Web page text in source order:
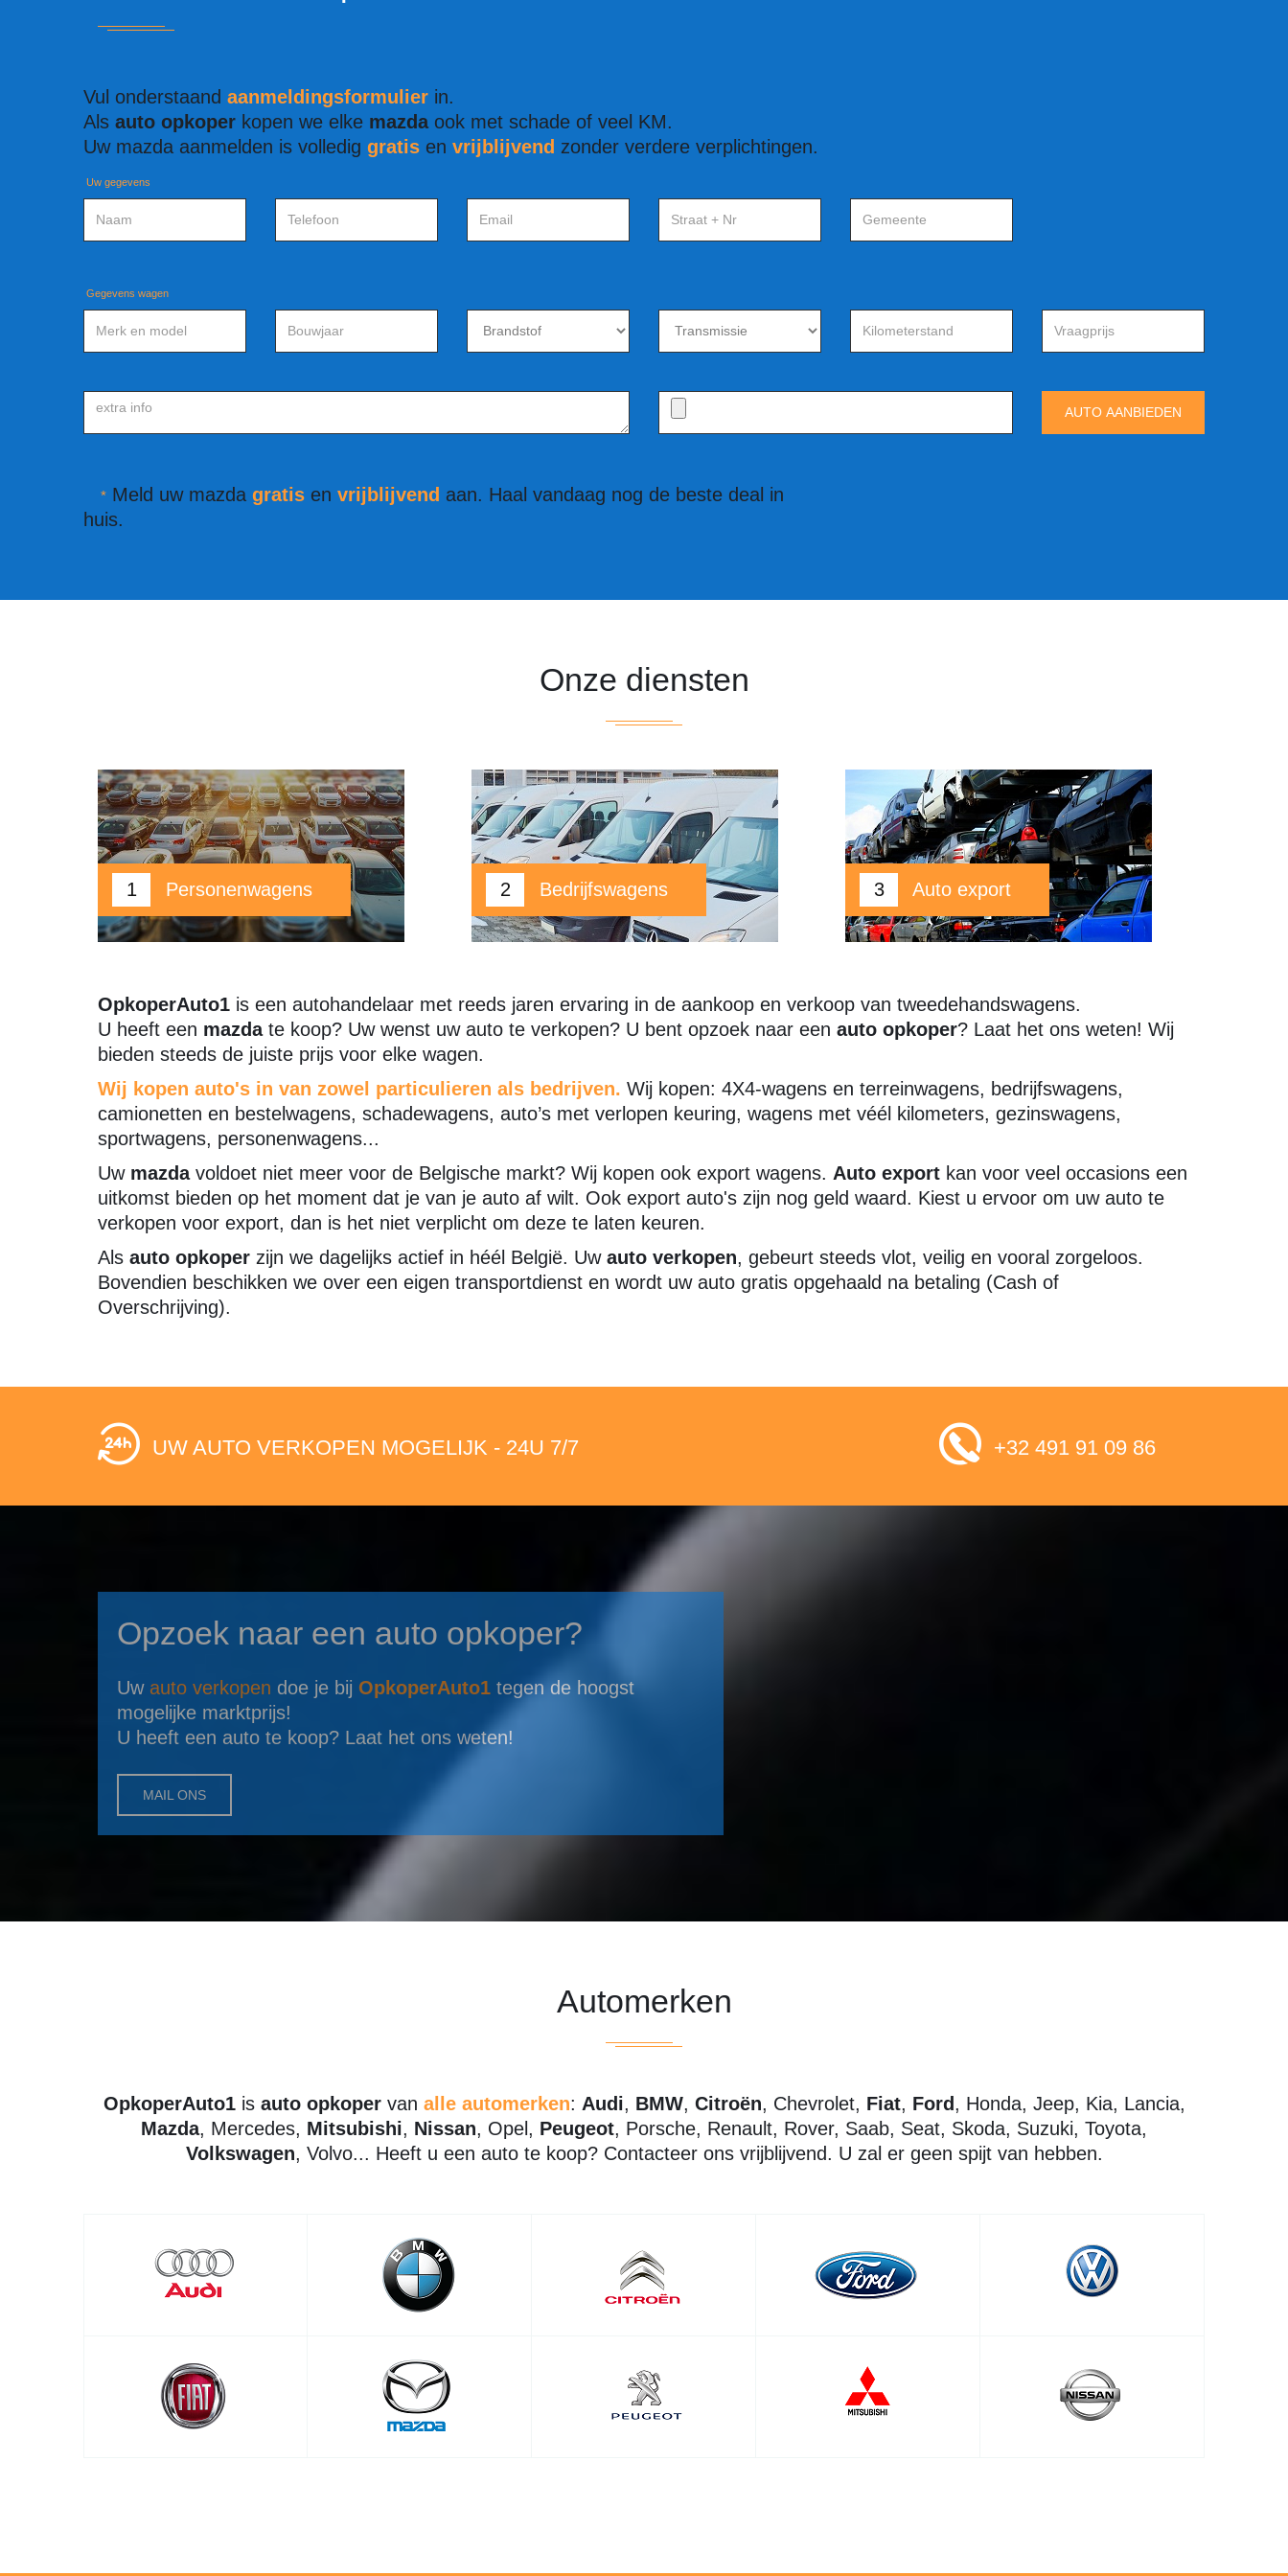
Vul onderstaand aanmeldingsformulier in.
Als auto opkoper kopen we elke mazdaook met schade of veel KM.
Uw mazda aanmelden is volledig gratis en vrijblijvend zonder verdere verplichtingen.
Uw gegevens
Gegevens wagen
* Meld uw mazda gratis en vrijblijvend aan. Haal vandaag nog de beste deal in
huis.
Onze diensten
1 Personenwagens 2 Bedrijfswagens 3 Auto export
OpkoperAuto1 is een autohandelaar met reeds jaren ervaring in de aankoop en verkoop van tweedehandswagens.
U heeft een mazdate koop? Uw wenst uw auto te verkopen? U bent opzoek naar een auto opkoper? Laat het ons weten! Wij
bieden steeds de juiste prijs voor elke wagen.
Wij kopen auto's in van zowel particulieren als bedrijven. Wij kopen: 4X4-wagens en terreinwagens, bedrijfswagens,
camionetten en bestelwagens, schadewagens, auto’s met verlopen keuring, wagens met véél kilometers, gezinswagens,
sportwagens, personenwagens...
Uw mazdavoldoet niet meer voor de Belgische markt? Wij kopen ook export wagens. Auto export kan voor veel occasions een
uitkomst bieden op het moment dat je van je auto af wilt. Ook export auto's zijn nog geld waard. Kiest u ervoor om uw auto te
verkopen voor export, dan is het niet verplicht om deze te laten keuren.
Als auto opkoper zijn we dagelijks actief in héél België. Uw auto verkopen, gebeurt steeds vlot, veilig en vooral zorgeloos.
Bovendien beschikken we over een eigen transportdienst en wordt uw auto gratis opgehaald na betaling (Cash of
Overschrijving).
UW AUTO VERKOPEN MOGELIJK - 24U 7/7 +32 491 91 09 86
Opzoek naar een auto opkoper?
Uw auto verkopen doe je bij OpkoperAuto1 tegen de hoogst
mogelijke marktprijs!
U heeft een auto te koop? Laat het ons weten!
MAIL ONS
Automerken
OpkoperAuto1is auto opkopervan alle automerken: Audi, BMW, Citroën, Chevrolet, Fiat, Ford , Honda, Jeep, Kia, Lancia,
Mazda, Mercedes, Mitsubishi, Nissan, Opel, Peugeot, Porsche, Renault, Rover, Saab, Seat, Skoda, Suzuki, Toyota,
Volkswagen, Volvo... Heeft u een auto te koop? Contacteer ons vrijblijvend. U zal er geen spijt van hebben.